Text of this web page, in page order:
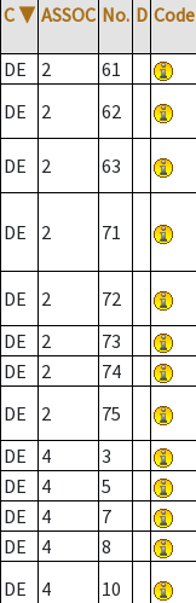
C ▼ ASSOC No. D Code
DE 2 61
DE
2 62
DE 2 63
DE 2 71
DE 2 72
DE
2 73
DE
2 74
DE
2 75
DE
4 3
DE
4 5
DE
4 7
DE
4 8
DE
4 10